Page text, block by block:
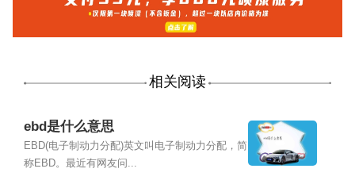
相关阅读
ebd是什么意思
EBD(电子制动力分配)英文叫电子制动力分配，简
称EBD。最近有网友问...